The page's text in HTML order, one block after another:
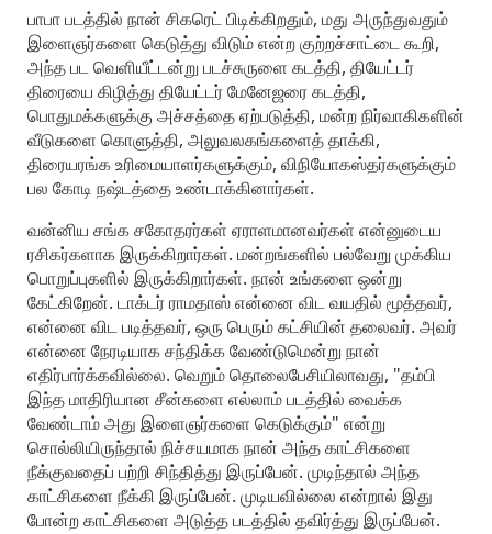
பாபா படத்தில் நான் சிகரெட் பிடிக்கிறதும், மது அருந்துவதும்
இளைஞர்களை கெடுத்து விடும் என்ற குற்றச்சாட்டை கூறி,
அந்த பட வெளியீட்டன்று படச்சுருளை கடத்தி, தியேட்டர்
திரையை கிழித்து தியேட்டர் மேனேஜரை கடத்தி,
பொதுமக்களுக்கு அச்சத்தை ஏற்படுத்தி, மன்ற நிர்வாகிகளின்
வீடுகளை கொளுத்தி, அலுவலகங்களைத் தாக்கி,
திரையரங்க உரிமையாளர்களுக்கும், விநியோகஸ்தர்களுக்கும்
பல கோடி நஷ்டத்தை உண்டாக்கினார்கள்.
வன்னிய சங்க சகோதரர்கள் ஏராளமானவர்கள் என்னுடைய
ரசிகர்களாக இருக்கிறார்கள். மன்றங்களில் பல்வேறு முக்கிய
பொறுப்புகளில் இருக்கிறார்கள். நான் உங்களை ஒன்று
கேட்கிறேன். டாக்டர் ராமதாஸ் என்னை விட வயதில் மூத்தவர்,
என்னை விட படித்தவர், ஒரு பெரும் கட்சியின் தலைவர். அவர்
என்னை நேரடியாக சந்திக்க வேண்டுமென்று நான்
எதிர்பார்க்கவில்லை. வெறும் தொலைபேசியிலாவது, "தம்பி
இந்த மாதிரியான சீன்களை எல்லாம் படத்தில் வைக்க
வேண்டாம் அது இளைஞர்களை கெடுக்கும்" என்று
சொல்லியிருந்தால் நிச்சயமாக நான் அந்த காட்சிகளை
நீக்குவதைப் பற்றி சிந்தித்து இருப்பேன். முடிந்தால் அந்த
காட்சிகளை நீக்கி இருப்பேன். முடியவில்லை என்றால் இது
போன்ற காட்சிகளை அடுத்த படத்தில் தவிர்த்து இருப்பேன்.